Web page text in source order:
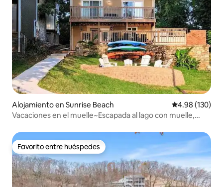
Alojamiento en Sunrise Beach Calificación
4.98 (130)
Vacaciones en el muelle~Escapada al lago con muelle,
Favorito entre huéspedes
Favorito entre huéspedes